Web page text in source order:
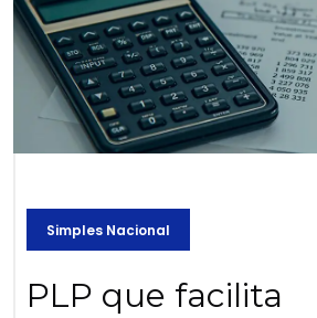
Simples Nacional
PLP que facilita